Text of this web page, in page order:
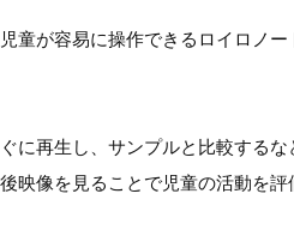
童が容易に操作できるロイロノ
に再生し、サンプルと比較する
映像を見ることで児童の活動を評